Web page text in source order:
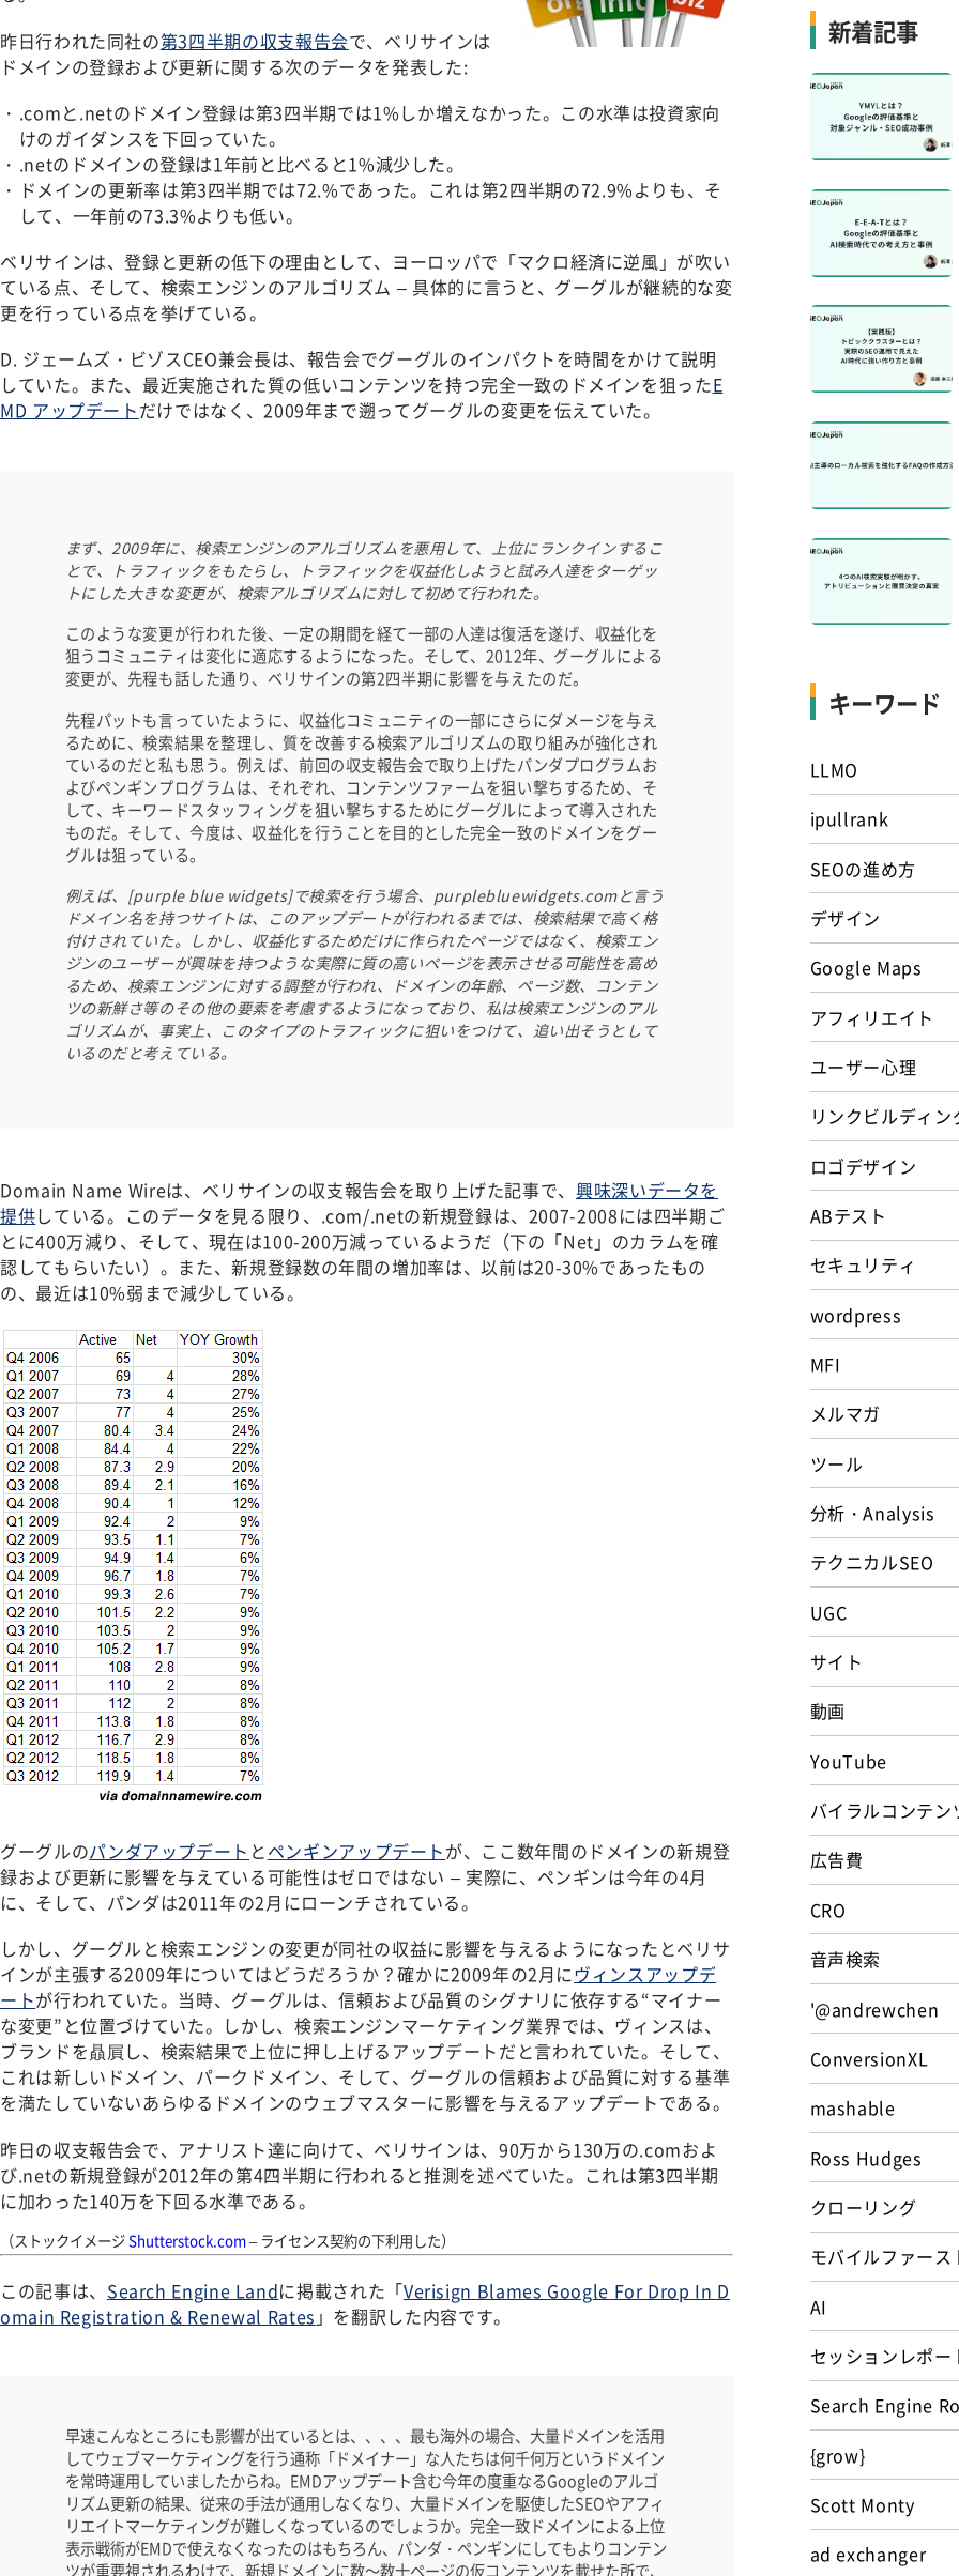
昨日行われた同社の第3四半期の収支報告会で、ベリサインは
ドメインの登録および更新に関する次のデータを発表した:
.comと.netのドメイン登録は第3四半期では1%しか増えなかった。この水準は投資家向
けのガイダンスを下回っていた。
.netのドメインの登録は1年前と比べると1%減少した。
ドメインの更新率は第3四半期では72.%であった。これは第2四半期の72.9%よりも、そ
して、一年前の73.3%よりも低い。
ベリサインは、登録と更新の低下の理由として、ヨーロッパで「マクロ経済に逆風」が吹い
ている点、そして、検索エンジンのアルゴリズム – 具体的に言うと、グーグルが継続的な変
更を行っている点を挙げている。
D. ジェームズ・ビゾスCEO兼会長は、報告会でグーグルのインパクトを時間をかけて説明
していた。また、最近実施された質の低いコンテンツを持つ完全一致のドメインを狙ったE
MD アップデートだけではなく、2009年まで遡ってグーグルの変更を伝えていた。
まず、2009年に、検索エンジンのアルゴリズムを悪用して、上位にランクインするこ
とで、トラフィックをもたらし、トラフィックを収益化しようと試み人達をターゲッ
トにした大きな変更が、検索アルゴリズムに対して初めて行われた。
このような変更が行われた後、一定の期間を経て一部の人達は復活を遂げ、収益化を
狙うコミュニティは変化に適応するようになった。そして、2012年、グーグルによる
変更が、先程も話した通り、ベリサインの第2四半期に影響を与えたのだ。
先程パットも言っていたように、収益化コミュニティの一部にさらにダメージを与え
るために、検索結果を整理し、質を改善する検索アルゴリズムの取り組みが強化され
ているのだと私も思う。例えば、前回の収支報告会で取り上げたパンダプログラムお
よびペンギンプログラムは、それぞれ、コンテンツファームを狙い撃ちするため、そ
して、キーワードスタッフィングを狙い撃ちするためにグーグルによって導入された
ものだ。そして、今度は、収益化を行うことを目的とした完全一致のドメインをグー
グルは狙っている。
例えば、[purple blue widgets]で検索を行う場合、purplebluewidgets.comと言う
ドメイン名を持つサイトは、このアップデートが行われるまでは、検索結果で高く格
付けされていた。しかし、収益化するためだけに作られたページではなく、検索エン
ジンのユーザーが興味を持つような実際に質の高いページを表示させる可能性を高め
るため、検索エンジンに対する調整が行われ、ドメインの年齢、ページ数、コンテン
ツの新鮮さ等のその他の要素を考慮するようになっており、私は検索エンジンのアル
ゴリズムが、事実上、このタイプのトラフィックに狙いをつけて、追い出そうとして
いるのだと考えている。
Domain Name Wireは、ベリサインの収支報告会を取り上げた記事で、 興味深いデータを
提供している。このデータを見る限り、.com/.netの新規登録は、2007-2008には四半期ご
とに400万減り、そして、現在は100-200万減っているようだ（下の「Net」のカラムを確
認してもらいたい）。また、新規登録数の年間の増加率は、以前は20-30%であったもの
の、最近は10%弱まで減少している。
グーグルのパンダアップデート とペンギンアップデートが、ここ数年間のドメインの新規登
録および更新に影響を与えている可能性はゼロではない – 実際に、ペンギンは今年の4月
に、そして、パンダは2011年の2月にローンチされている。
しかし、グーグルと検索エンジンの変更が同社の収益に影響を与えるようになったとベリサ
インが主張する2009年についてはどうだろうか？確かに2009年の2月にヴィンスアップデ
ートが行われていた。当時、グーグルは、信頼および品質のシグナリに依存する“マイナー
な変更”と位置づけていた。しかし、検索エンジンマーケティング業界では、ヴィンスは、
ブランドを贔屓し、検索結果で上位に押し上げるアップデートだと言われていた。そして、
これは新しいドメイン、パークドメイン、そして、グーグルの信頼および品質に対する基準
を満たしていないあらゆるドメインのウェブマスターに影響を与えるアップデートである。
昨日の収支報告会で、アナリスト達に向けて、ベリサインは、90万から130万の.comおよ
び.netの新規登録が2012年の第4四半期に行われると推測を述べていた。これは第3四半期
に加わった140万を下回る水準である。
（ストックイメージ Shutterstock.com– ライセンス契約の下利用した）
この記事は、 Search Engine Landに掲載された「Verisign Blames Google For Drop In D
omain Registration & Renewal Rates 」を翻訳した内容です。
早速こんなところにも影響が出ているとは、、、、最も海外の場合、大量ドメインを活用
してウェブマーケティングを行う通称「ドメイナー」な人たちは何千何万というドメイン
を常時運用していましたからね。EMDアップデート含む今年の度重なるGoogleのアルゴ
リズム更新の結果、従来の手法が通用しなくなり、大量ドメインを駆使したSEOやアフィ
リエイトマーケティングが難しくなっているのでしょうか。完全一致ドメインによる上位
表示戦術がEMDで使えなくなったのはもちろん、パンダ・ペンギンにしてもよりコンテン
ツが重要視されるわけで、新規ドメインに数～数十ページの仮コンテンツを載せた所で、
新着記事
キーワード
LLMO
ipullrank
SEOの進め方
デザイン
Google Maps
アフィリエイト
ユーザー心理
リンクビルディン
ロゴデザイン
ABテスト
セキュリティ
wordpress
MFI
メルマガ
ツール
分析・Analysis
テクニカルSEO
UGC
サイト
動画
YouTube
バイラルコンテン
広告費
CRO
音声検索
'@andrewchen
ConversionXL
mashable
Ross Hudges
クローリング
モバイルファー
AI
セッションレポー
Search Engine
{grow}
Scott Monty
ad exchanger